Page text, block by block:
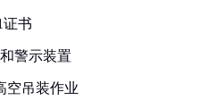
证书
警示装置
空吊装作业